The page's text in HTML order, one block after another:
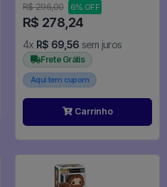
R$ 296,00
6% OFF
R$ 278,24
4x R$ 69,56 sem juros
Frete Grátis
Aqui tem cupom
Carrinho